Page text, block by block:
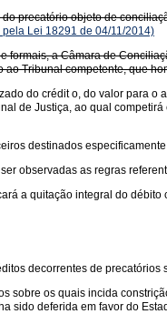
precatório objeto de
Lei 18291 de 04/11/2014)
formais, a Câmara de
Tribunal competente, que
do crédit o, do valor para
de Justiça, ao qual competirá
destinados
observadas as regras
a quitação integral do
decorrentes de
sobre os quais incida
sido deferida em favor do